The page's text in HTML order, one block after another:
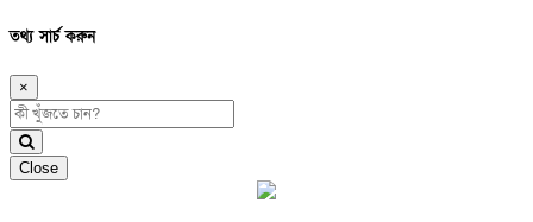
তথ্য সার্চ করুন
×
Close